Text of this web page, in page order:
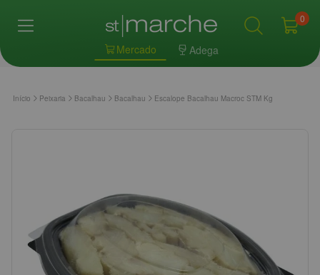
Mercado Adega
0
Início Peixaria Bacalhau Bacalhau Escalope Bacalhau Macroc STM Kg